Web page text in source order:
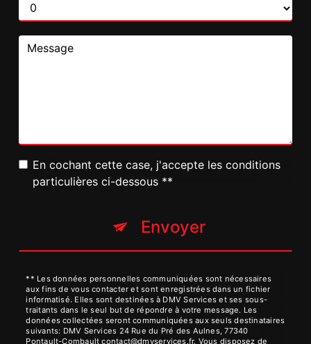
En cochant cette case, j'accepte les conditions
particulières ci-dessous **
Envoyer
** Les données personnelles communiquées sont nécessaires
aux fins de vous contacter et sont enregistrées dans un fichier
informatisé. Elles sont destinées à DMV Services et ses sous-
traitants dans le seul but de répondre à votre message. Les
données collectées seront communiquées aux seuls destinataires
suivants: DMV Services 24 Rue du Pré des Aulnes, 77340
Pontault-Combault contact@dmvservices.fr. Vous disposez de